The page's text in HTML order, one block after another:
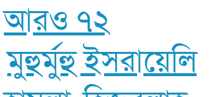
আরও ৭২
মুহুর্মুহু ইসরায়েলি